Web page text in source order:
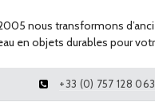
+33 (0) 757 128 063
nous transformons
en objets durables pour